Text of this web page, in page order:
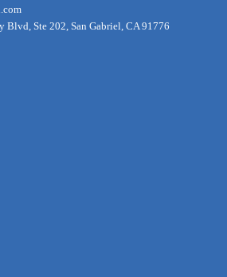
Ste 202, San Gabriel, CA 91776